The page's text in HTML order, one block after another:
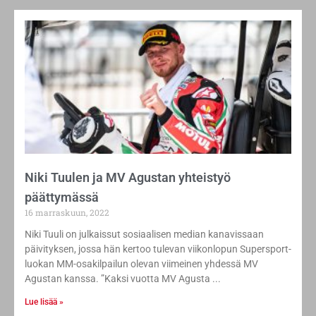
Niki Tuulen ja MV Agustan yhteistyö
päättymässä
16 marraskuun, 2022
Niki Tuuli on julkaissut sosiaalisen median kanavissaan
päivityksen, jossa hän kertoo tulevan viikonlopun Supersport-
luokan MM-osakilpailun olevan viimeinen yhdessä MV
Agustan kanssa. ”Kaksi vuotta MV Agusta
Lue lisää »